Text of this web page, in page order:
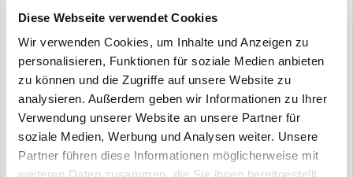
Diese Webseite verwendet Cookies
Wir verwenden Cookies, um Inhalte und Anzeigen zu
personalisieren, Funktionen für soziale Medien anbieten
zu können und die Zugriffe auf unsere Website zu
analysieren. Außerdem geben wir Informationen zu Ihrer
Verwendung unserer Website an unsere Partner für
soziale Medien, Werbung und Analysen weiter. Unsere
Partner führen diese Informationen möglicherweise mit
Letzte 24 Stunden
Letzte Woche
Letzter Monat
Letzte Sechs Monate
Letztes Jahr
Benutzerdefiniert